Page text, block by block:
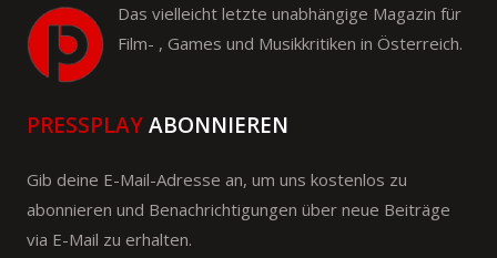
Das vielleicht letzte unabhängige Magazin für
Film- , Games und Musikkritiken in Österreich.
PRESSPLAYABONNIEREN
Gib deine E-Mail-Adresse an, um uns kostenlos zu
abonnieren und Benachrichtigungen über neue Beiträge
via E-Mail zu erhalten.